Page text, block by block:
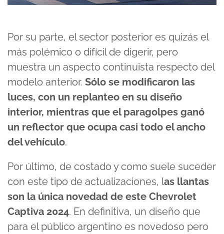
Por su parte, el sector posterior es quizás el
más polémico o difícil de digerir, pero
muestra un aspecto continuista respecto del
modelo anterior. Sólo se modificaron las
luces, con un replanteo en su diseño
interior, mientras que el paragolpes ganó
un reflector que ocupa casi todo el ancho
del vehículo.
Por último, de costado y como suele suceder
con este tipo de actualizaciones, las llantas
son la única novedad de este Chevrolet
Captiva 2024. En definitiva, un diseño que
para el público argentino es novedoso pero